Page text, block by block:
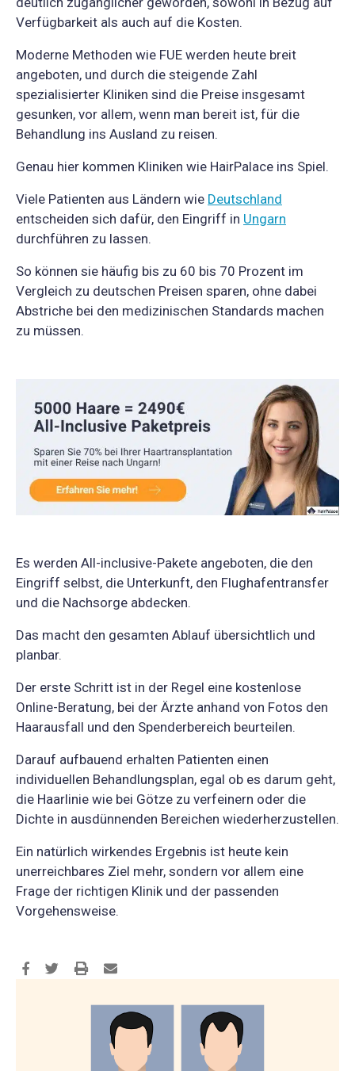
Verfügbarkeit als auch auf die Kosten.
Moderne Methoden wie FUE werden heute breit
angeboten, und durch die steigende Zahl
spezialisierter Kliniken sind die Preise insgesamt
gesunken, vor allem, wenn man bereit ist, für die
Behandlung ins Ausland zu reisen.
Genau hier kommen Kliniken wie HairPalace ins Spiel.
Viele Patienten aus Ländern wie Deutschland
entscheiden sich dafür, den Eingriff in Ungarn
durchführen zu lassen.
So können sie häufig bis zu 60 bis 70 Prozent im
Vergleich zu deutschen Preisen sparen, ohne dabei
Abstriche bei den medizinischen Standards machen
zu müssen.
Es werden All-inclusive-Pakete angeboten, die den
Eingriff selbst, die Unterkunft, den Flughafentransfer
und die Nachsorge abdecken.
Das macht den gesamten Ablauf übersichtlich und
planbar.
Der erste Schritt ist in der Regel eine kostenlose
Online-Beratung, bei der Ärzte anhand von Fotos den
Haarausfall und den Spenderbereich beurteilen.
Darauf aufbauend erhalten Patienten einen
individuellen Behandlungsplan, egal ob es darum geht,
die Haarlinie wie bei Götze zu verfeinern oder die
Dichte in ausdünnenden Bereichen wiederherzustellen.
Ein natürlich wirkendes Ergebnis ist heute kein
unerreichbares Ziel mehr, sondern vor allem eine
Frage der richtigen Klinik und der passenden
Vorgehensweise.